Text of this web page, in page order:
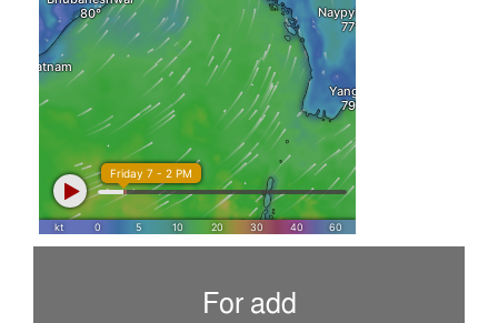
For add